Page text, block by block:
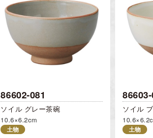
86602-081
ソイル グレー茶碗
10.6×6.2cm
土物
86603-
ソイル
土物